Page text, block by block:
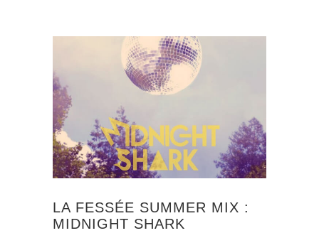
LA FESSÉE SUMMER MIX :
MIDNIGHT SHARK